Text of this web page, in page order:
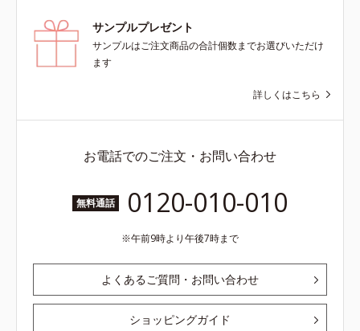
サンプルプレゼント
サンプルはご注文商品の合計個数までお選びいただけ
ます
詳しくはこちら
お電話でのご注文・お問い合わせ
無料通話 0120-010-010
午前9時より午後7時まで
よくあるご質問・お問い合わせ
ショッピングガイド